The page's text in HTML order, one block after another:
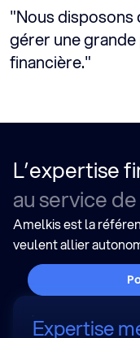
"Nous disposons
gérer une
financière."
L’expertise
au service
Amelkis est la
veulent allier
Expertise